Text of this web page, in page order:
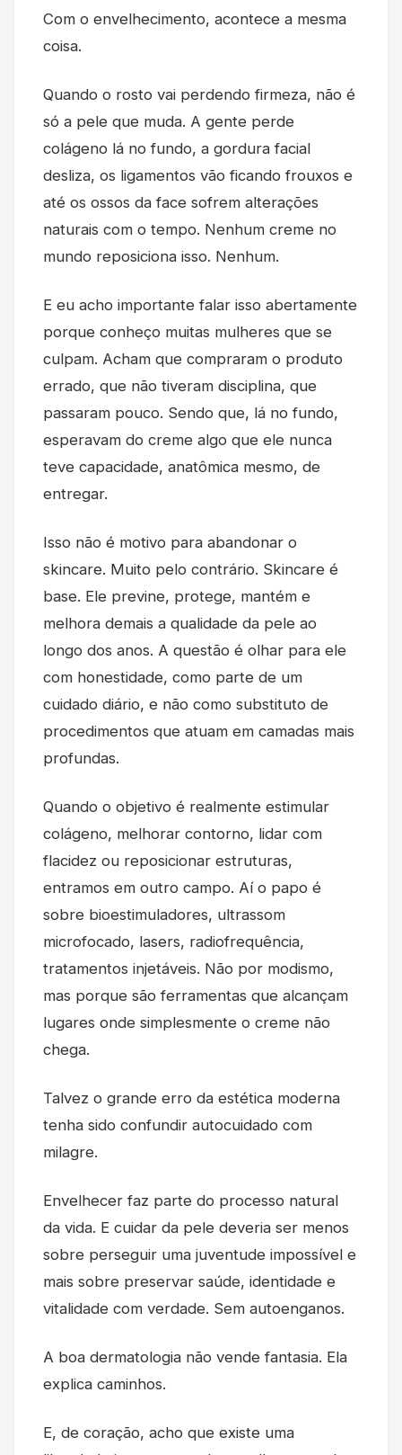
Com o envelhecimento, acontece a mesma
coisa.
Quando o rosto vai perdendo firmeza, não é
só a pele que muda. A gente perde
colágeno lá no fundo, a gordura facial
desliza, os ligamentos vão ficando frouxos e
até os ossos da face sofrem alterações
naturais com o tempo. Nenhum creme no
mundo reposiciona isso. Nenhum.
E eu acho importante falar isso abertamente
porque conheço muitas mulheres que se
culpam. Acham que compraram o produto
errado, que não tiveram disciplina, que
passaram pouco. Sendo que, lá no fundo,
esperavam do creme algo que ele nunca
teve capacidade, anatômica mesmo, de
entregar.
Isso não é motivo para abandonar o
skincare. Muito pelo contrário. Skincare é
base. Ele previne, protege, mantém e
melhora demais a qualidade da pele ao
longo dos anos. A questão é olhar para ele
com honestidade, como parte de um
cuidado diário, e não como substituto de
procedimentos que atuam em camadas mais
profundas.
Quando o objetivo é realmente estimular
colágeno, melhorar contorno, lidar com
flacidez ou reposicionar estruturas,
entramos em outro campo. Aí o papo é
sobre bioestimuladores, ultrassom
microfocado, lasers, radiofrequência,
tratamentos injetáveis. Não por modismo,
mas porque são ferramentas que alcançam
lugares onde simplesmente o creme não
chega.
Talvez o grande erro da estética moderna
tenha sido confundir autocuidado com
milagre.
Envelhecer faz parte do processo natural
da vida. E cuidar da pele deveria ser menos
sobre perseguir uma juventude impossível e
mais sobre preservar saúde, identidade e
vitalidade com verdade. Sem autoenganos.
A boa dermatologia não vende fantasia. Ela
explica caminhos.
E, de coração, acho que existe uma